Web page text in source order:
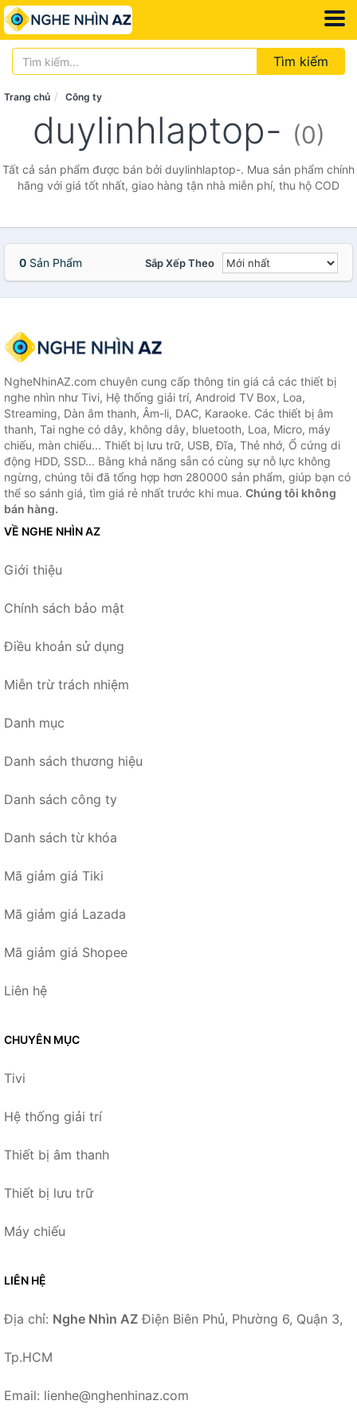
Tìm kiếm
Trang chủ Công ty
duylinhlaptop- (0)
Tất cả sản phẩm được bán bởi duylinhlaptop-. Mua sản phẩm chính
hãng với giá tốt nhất, giao hàng tận nhà miễn phí, thu hộ COD
0 Sản Phẩm Sắp Xếp Theo
NgheNhinAZ.com chuyên cung cấp thông tin giá cả các thiết bị
nghe nhìn như Tivi, Hệ thống giải trí, Android TV Box, Loa,
Streaming, Dàn âm thanh, Âm-li, DAC, Karaoke. Các thiết bị âm
thanh, Tai nghe có dây, không dây, bluetooth, Loa, Micro, máy
chiếu, màn chiếu... Thiết bị lưu trữ, USB, Đĩa, Thẻ nhớ, Ổ cứng di
động HDD, SSD... Bằng khả năng sẵn có cùng sự nỗ lực không
ngừng, chúng tôi đã tổng hợp hơn 280000 sản phẩm, giúp bạn có
thể so sánh giá, tìm giá rẻ nhất trước khi mua. Chúng tôi không
bán hàng.
VỀ NGHE NHÌN AZ
Giới thiệu
Chính sách bảo mật
Điều khoản sử dụng
Miễn trừ trách nhiệm
Danh mục
Danh sách thương hiệu
Danh sách công ty
Danh sách từ khóa
Mã giảm giá Tiki
Mã giảm giá Lazada
Mã giảm giá Shopee
Liên hệ
CHUYÊN MỤC
Tivi
Hệ thống giải trí
Thiết bị âm thanh
Thiết bị lưu trữ
Máy chiếu
LIÊN HỆ
Địa chỉ: Nghe Nhìn AZ Điện Biên Phủ, Phường 6, Quận 3,
Tp.HCM
Email: lienhe@nghenhinaz.com